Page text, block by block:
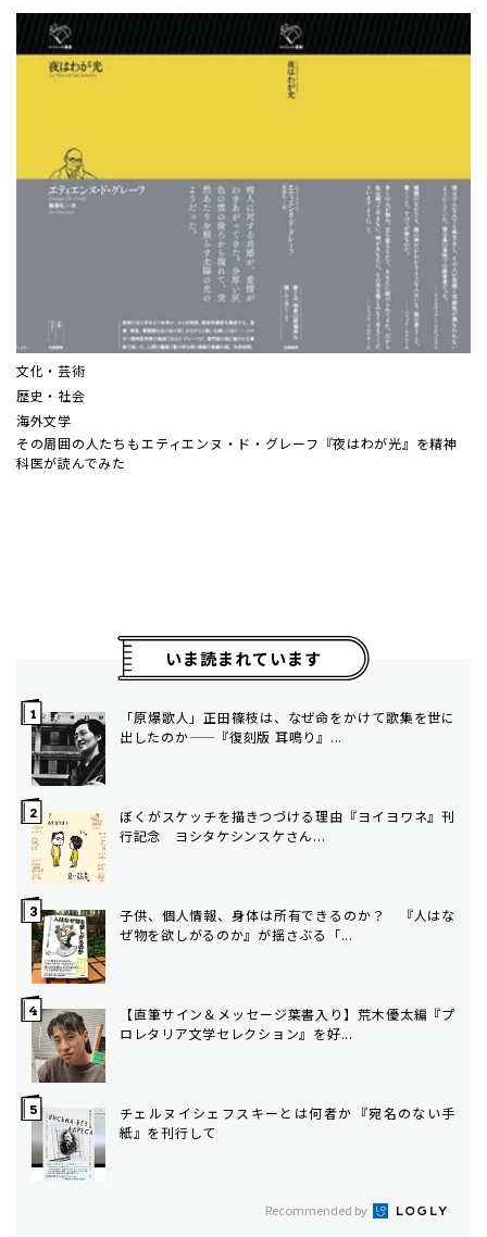
文化・芸術
歴史・社会
海外文学
その周囲の人たちも――エティエンヌ・ド・グレーフ『夜はわが光』を精神
科医が読んでみた
いま読まれています
「原爆歌人」正田篠枝は、なぜ命をかけて歌集を世に
出したのか——『復刻版 耳鳴り』...
ぼくがスケッチを描きつづける理由――『ヨイヨワネ』刊
行記念 ヨシタケシンスケさん...
子供、個人情報、身体は所有できるのか？ 『人はな
ぜ物を欲しがるのか』が揺さぶる「...
【直筆サイン＆メッセージ葉書入り】荒木優太編『プ
ロレタリア文学セレクション』を好...
チェルヌイシェフスキーとは何者か――『宛名のない手
紙』を刊行して
Recommended by